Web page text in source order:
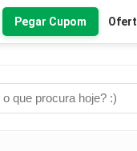
Pegar Cupom